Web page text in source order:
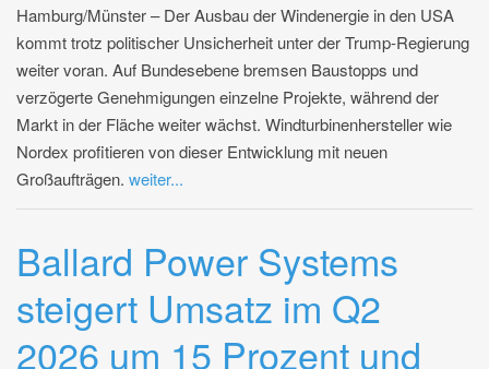
Hamburg/Münster – Der Ausbau der Windenergie in den USA
kommt trotz politischer Unsicherheit unter der Trump-Regierung
weiter voran. Auf Bundesebene bremsen Baustopps und
verzögerte Genehmigungen einzelne Projekte, während der
Markt in der Fläche weiter wächst. Windturbinenhersteller wie
Nordex profitieren von dieser Entwicklung mit neuen
Großaufträgen. weiter...
Ballard Power Systems
steigert Umsatz im Q2
2026 um 15 Prozent und